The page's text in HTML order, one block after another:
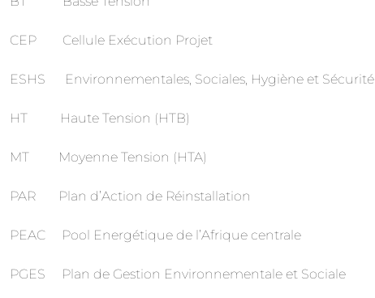
CEP Cellule Exécution Projet
ESHS Environnementales, Sociales, Hygiène et Sécurité
HT Haute Tension (HTB)
MT Moyenne Tension (HTA)
PAR Plan d’Action de Réinstallation
PEAC Pool Energétique de l’Afrique centrale
PGES Plan de Gestion Environnementale et Sociale